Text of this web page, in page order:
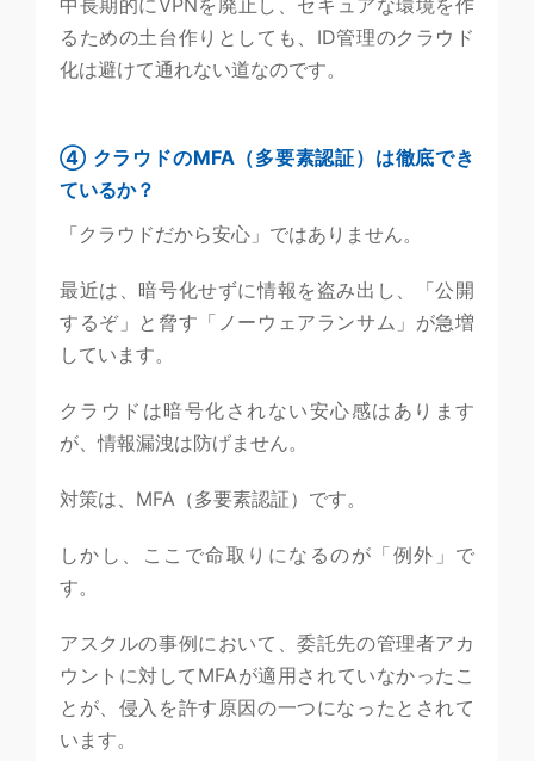
中長期的にVPNを廃止し、セキュアな環境を作
るための土台作りとしても、ID管理のクラウド
化は避けて通れない道なのです。
④ クラウドのMFA（多要素認証）は徹底でき
ているか？
「クラウドだから安心」ではありません。
最近は、暗号化せずに情報を盗み出し、「公開
するぞ」と脅す「ノーウェアランサム」が急増
しています。
クラウドは暗号化されない安心感はあります
が、情報漏洩は防げません。
対策は、MFA（多要素認証）です。
しかし、ここで命取りになるのが「例外」で
す。
アスクルの事例において、委託先の管理者アカ
ウントに対してMFAが適用されていなかったこ
とが、侵入を許す原因の一つになったとされて
います。